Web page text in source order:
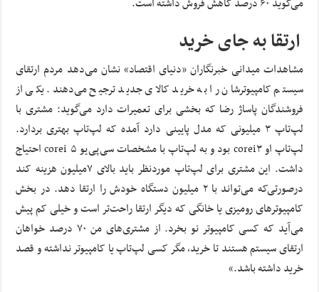
ارتقا به جای خرید
مشاهدات میدانی خبرنگاران «دنیای اقتصاد» نشان می‌دهد مردم ارتقای
سیستم کامپیوترشان را به خرید کالای جدید ترجیح می‌دهند. یکی از
فروشندگان پاساژ رضا که بخشی برای تعمیرات دارد می‌گوید: مشتری با
لپ‌تاپ ۳ میلیونی که مدل پایینی دارد آمده که لپ‌تاپ بهتری بردارد.
لپ‌تاپ او corei۳ بود و به لپ‌تاپ با مشخصات سی‌پی‌یو corei ۵ احتیاج
داشت. این مشتری برای لپ‌تاپ موردنظر باید بالای ۷میلیون هزینه کند
درصورتی‌که می‌تواند با ۲ میلیون دستگاه خودش را ارتقا دهد. در بخش
کامپیوترهای رومیزی یا خانگی که دیگر ارتقا راحت‌تر است و خیلی کم پیش
می‌آید که کسی کامپیوتر نو بخرد. از مشتری‌های من ۷۰ درصد خواهان
ارتقای سیستم هستند تا خرید، مگر کسی لپ‌تاپ یا کامپیوتر نداشته و قصد
خرید داشته باشد.»